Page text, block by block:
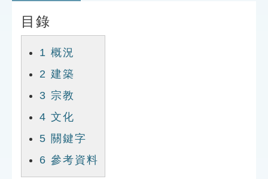
索引選單
單字索引
生命大百科索引
遊戲專區
教學應用
目錄
1 概況
2 建築
3 宗教
4 文化
5 關鍵字
6 參考資料